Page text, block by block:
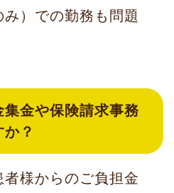
み）での勤務も問題
金や保険請求事務
？
様からのご負担金